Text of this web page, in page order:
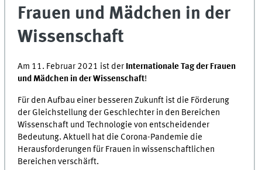
Frauen und Mädchen in der
Wissenschaft
Am 11. Februar 2021 ist der Internationale Tag der Frauen
und Mädchen in der Wissenschaft!
Für den Aufbau einer besseren Zukunft ist die Förderung
der Gleichstellung der Geschlechter in den Bereichen
Wissenschaft und Technologie von entscheidender
Bedeutung. Aktuell hat die Corona-Pandemie die
Herausforderungen für Frauen in wissenschaftlichen
Bereichen verschärft.